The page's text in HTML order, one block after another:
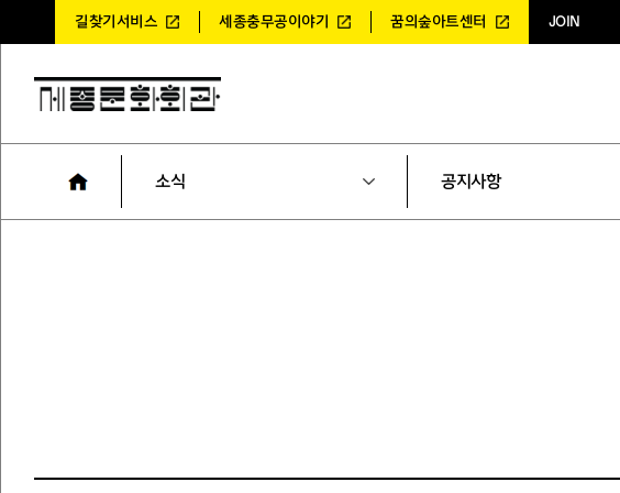
길찾기서비스 세종충무공이야기 꿈의숲아트센터 JOIN
소식 공지사항